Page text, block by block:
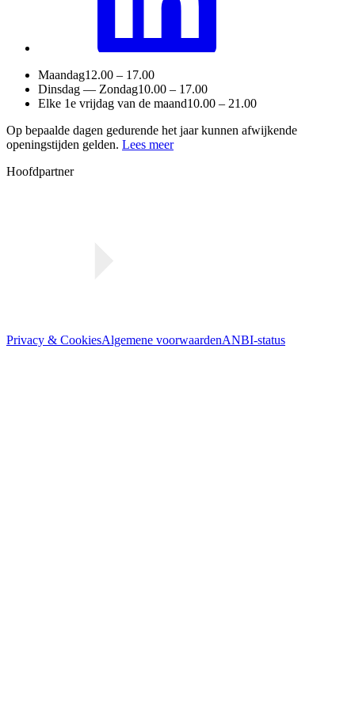
Maandag12.00 – 17.00
Dinsdag — Zondag10.00 – 17.00
Elke 1e vrijdag van de maand10.00 – 21.00
Op bepaalde dagen gedurende het jaar kunnen afwijkende
openingstijden gelden. Lees meer
Hoofdpartner
Privacy & CookiesAlgemene voorwaardenANBI-status